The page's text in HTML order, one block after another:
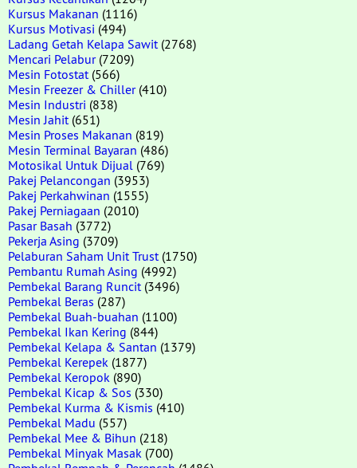
Kursus Makanan (1116)
Kursus Motivasi (494)
Ladang Getah Kelapa Sawit (2768)
Mencari Pelabur(7209)
Mesin Fotostat (566)
Mesin Freezer & Chiller(410)
Mesin Industri (838)
Mesin Jahit (651)
Mesin Proses Makanan (819)
Mesin Terminal Bayaran (486)
Motosikal Untuk Dijual (769)
Pakej Pelancongan (3953)
Pakej Perkahwinan (1555)
Pakej Perniagaan (2010)
Pasar Basah (3772)
Pekerja Asing (3709)
Pelaburan Saham Unit Trust (1750)
Pembantu Rumah Asing (4992)
Pembekal Barang Runcit (3496)
Pembekal Beras (287)
Pembekal Buah-buahan (1100)
Pembekal Ikan Kering (844)
Pembekal Kelapa & Santan (1379)
Pembekal Kerepek (1877)
Pembekal Keropok (890)
Pembekal Kicap & Sos (330)
Pembekal Kurma & Kismis (410)
Pembekal Madu (557)
Pembekal Mee & Bihun (218)
Pembekal Minyak Masak (700)